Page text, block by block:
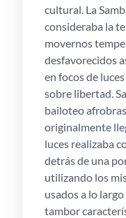
cultural. La
consideraba la
movernos
desfavorecidos
en focos de
sobre libertad.
bailoteo
originalmente
luces realizaba
detrás de una
utilizando los
usados a lo
tambor